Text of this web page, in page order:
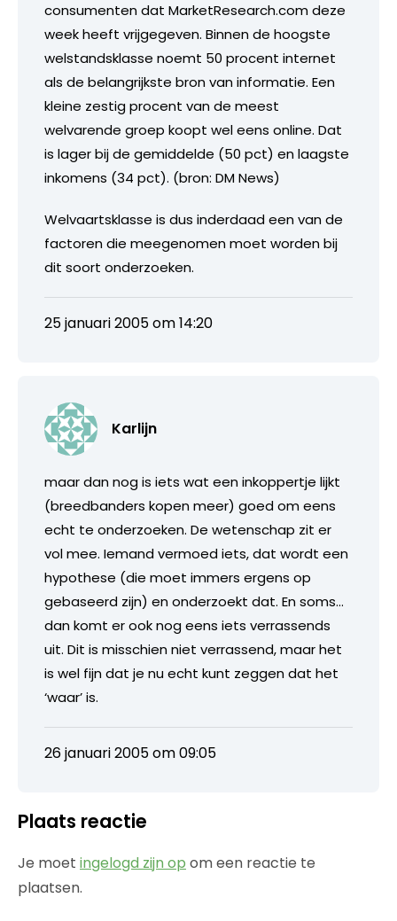
consumenten dat MarketResearch.com deze
week heeft vrijgegeven. Binnen de hoogste
welstandsklasse noemt 50 procent internet
als de belangrijkste bron van informatie. Een
kleine zestig procent van de meest
welvarende groep koopt wel eens online. Dat
is lager bij de gemiddelde (50 pct) en laagste
inkomens (34 pct). (bron: DM News)
Welvaartsklasse is dus inderdaad een van de
factoren die meegenomen moet worden bij
dit soort onderzoeken.
25 januari 2005 om 14:20
Karlijn
maar dan nog is iets wat een inkoppertje lijkt
(breedbanders kopen meer) goed om eens
echt te onderzoeken. De wetenschap zit er
vol mee. Iemand vermoed iets, dat wordt een
hypothese (die moet immers ergens op
gebaseerd zijn) en onderzoekt dat. En soms…
dan komt er ook nog eens iets verrassends
uit. Dit is misschien niet verrassend, maar het
is wel fijn dat je nu echt kunt zeggen dat het
‘waar’ is.
26 januari 2005 om 09:05
Plaats reactie
Je moet ingelogd zijn op om een reactie te
plaatsen.